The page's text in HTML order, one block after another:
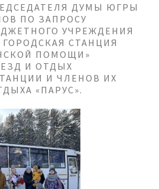
ДУМЫ ЮГРЫ
ПО ЗАПРОСУ
УЧРЕЖДЕНИЯ
СТАНЦИЯ
ПОМОЩИ»
И ОТДЫХ
И ЧЛЕНОВ ИХ
«ПАРУС».